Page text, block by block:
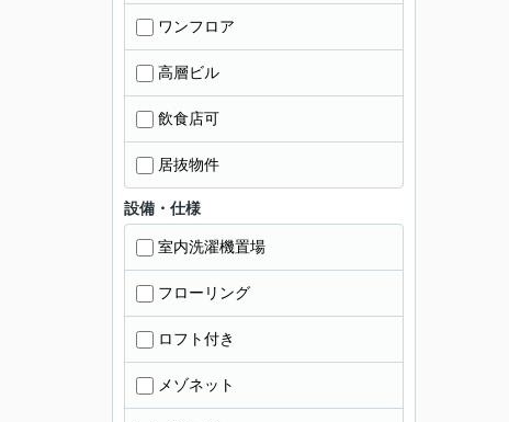
ワンフロア
高層ビル
飲食店可
居抜物件
設備・仕様
室内洗濯機置場
フローリング
ロフト付き
メゾネット